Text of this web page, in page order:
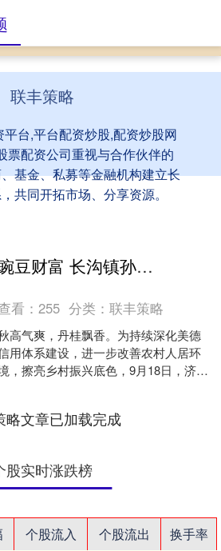
联丰策略
台,平台配资炒股,配资炒股网
票配资公司重视与合作伙伴的
基金、私募等金融机构建立长
共同开拓市场、分享资源。
豌豆财富 长沟镇孙街村开展“美德信用+人居环境卫生整治”志愿服务活动
看：255 分类：联丰策略
高气爽，丹桂飘香。为持续深化美德
用体系建设，进一步改善农村人居环
，擦亮乡村振兴底色，9月18日，济宁
略文章已加载完成
股实时涨跌榜
个股流入 个股流出
换手率